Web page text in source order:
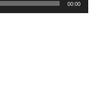
00:00